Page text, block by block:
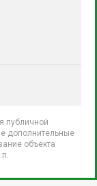
публичной
дополнительные
объекта